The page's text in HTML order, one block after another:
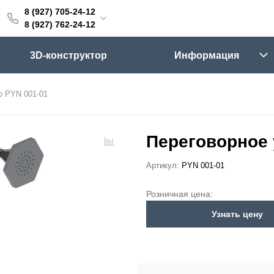
8 (927) 705-24-12
8 (927) 762-24-12
24-12
24-12
прайс-листа
3D-конструктор Информация
PYN 001-01
Переговорное
Артикул: PYN 001-01
Розничная цена:
Узнать цену